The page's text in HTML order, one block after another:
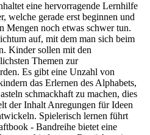
eine hervorragende Lernhilfe
welche gerade erst beginnen und
Mengen noch etwas schwer tun.
auf, mit dem man sich beim
Kinder sollen mit den
Themen zur
Es gibt eine Unzahl von
das Erlernen des Alphabets,
schmackhaft zu machen, dies
der Inhalt Anregungen für Ideen
Spielerisch lernen führt
- Bandreihe bietet eine